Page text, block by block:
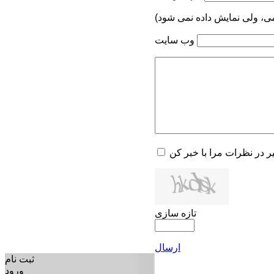
ولی نمایش داده نمی شود)
وب سایت
در نظرات مرا با خبر کن
تازه سازی
ارسال
ثبت نام
ورود